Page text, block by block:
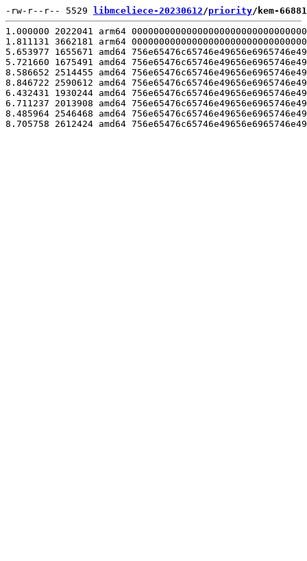
-rw-r--r-- 5529 libmceliece-20230612/priority/kem-
1.000000 2022041 arm64
1.811131 3662181 arm64
5.653977 1655671 amd64
5.721660 1675491 amd64
8.586652 2514455 amd64
8.846722 2590612 amd64
6.432431 1930244 amd64
6.711237 2013908 amd64
8.485964 2546468 amd64